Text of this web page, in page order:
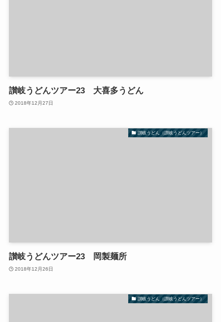
讃岐うどんツアー23 大喜多うどん
2018年12月27日
讃岐うどん（讃岐うどんツアー）
讃岐うどんツアー23 岡製麺所
2018年12月26日
讃岐うどん（讃岐うどんツアー）